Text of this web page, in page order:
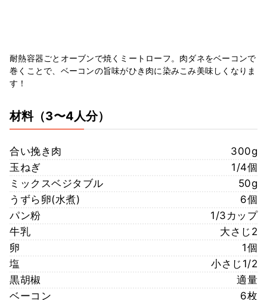
耐熱容器ごとオーブンで焼くミートローフ。肉ダネをベーコンで
巻くことで、ベーコンの旨味がひき肉に染みこみ美味しくなりま
す！
材料（3〜4人分）
合い挽き肉
300g
玉ねぎ
1/4個
ミックスベジタブル
50g
うずら卵(水煮)
6個
パン粉
1/3カップ
牛乳
大さじ2
卵
1個
塩
小さじ1/2
黒胡椒
適量
ベーコン
6枚